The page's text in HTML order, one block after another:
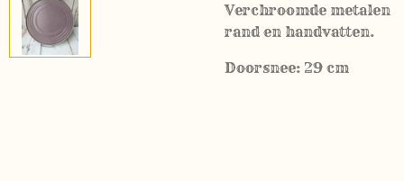
Verchroomde metalen
rand en handvatten.
Doorsnee: 29 cm